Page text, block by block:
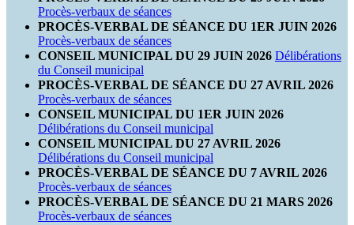
Procès-verbaux de séances
PROCÈS-VERBAL DE SÉANCE DU 1ER JUIN 2026
Procès-verbaux de séances
CONSEIL MUNICIPAL DU 29 JUIN 2026 Délibérations
du Conseil municipal
PROCÈS-VERBAL DE SÉANCE DU 27 AVRIL 2026
Procès-verbaux de séances
CONSEIL MUNICIPAL DU 1ER JUIN 2026
Délibérations du Conseil municipal
CONSEIL MUNICIPAL DU 27 AVRIL 2026
Délibérations du Conseil municipal
PROCÈS-VERBAL DE SÉANCE DU 7 AVRIL 2026
Procès-verbaux de séances
PROCÈS-VERBAL DE SÉANCE DU 21 MARS 2026
Procès-verbaux de séances